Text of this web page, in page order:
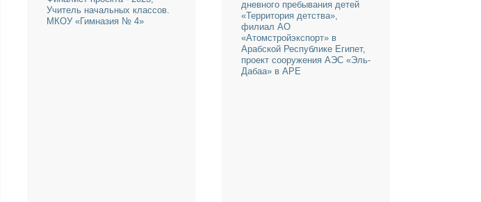
Айна Цолоева
Александр
Аваков
Победитель проекта - 2022,
Руководитель, эксперт. Центр
дневного пребывания детей